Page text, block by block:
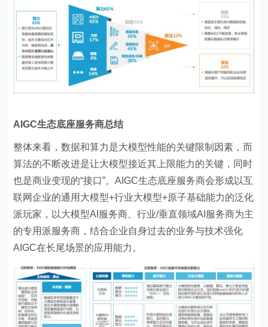
AIGC生态底座服务商总结
整体来看，数据和算力是大模型性能的关键限制因素，而
算法的不断改进是让大模型接近其上限能力的关键，同时
也是商业变现的“接口”。AIGC生态底座服务商会形成以互
联网企业的通用大模型+行业大模型+原子基础能力的泛化
派玩家，以大模型AI服务商、行业/垂直领域AI服务商为主
的专用派服务商，结合企业自身过去的业务与技术强化
AIGC在长尾场景的应用能力。